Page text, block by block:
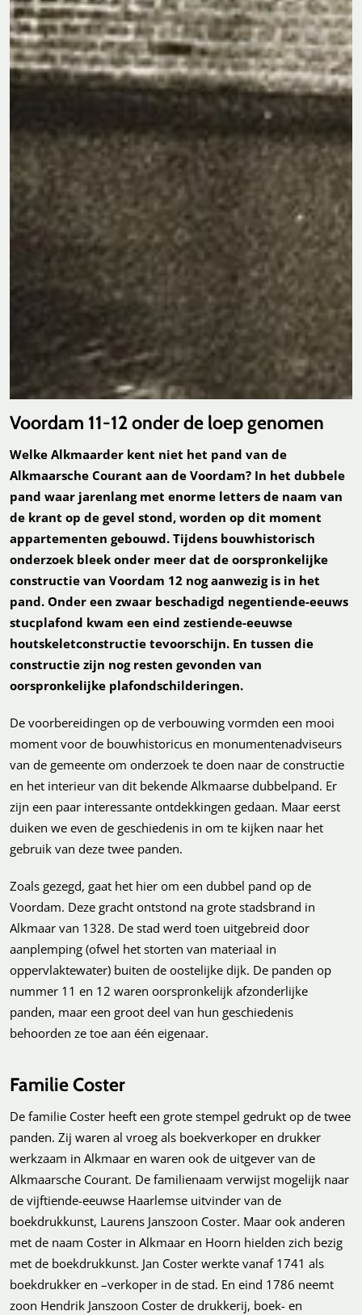
Voordam 11-12 onder de loep genomen
Welke Alkmaarder kent niet het pand van de
Alkmaarsche Courant aan de Voordam? In het dubbele
pand waar jarenlang met enorme letters de naam van
de krant op de gevel stond, worden op dit moment
appartementen gebouwd. Tijdens bouwhistorisch
onderzoek bleek onder meer dat de oorspronkelijke
constructie van Voordam 12 nog aanwezig is in het
pand. Onder een zwaar beschadigd negentiende-eeuws
stucplafond kwam een eind zestiende-eeuwse
houtskeletconstructie tevoorschijn. En tussen die
constructie zijn nog resten gevonden van
oorspronkelijke plafondschilderingen.
De voorbereidingen op de verbouwing vormden een mooi
moment voor de bouwhistoricus en monumentenadviseurs
van de gemeente om onderzoek te doen naar de constructie
en het interieur van dit bekende Alkmaarse dubbelpand. Er
zijn een paar interessante ontdekkingen gedaan. Maar eerst
duiken we even de geschiedenis in om te kijken naar het
gebruik van deze twee panden.
Zoals gezegd, gaat het hier om een dubbel pand op de
Voordam. Deze gracht ontstond na grote stadsbrand in
Alkmaar van 1328. De stad werd toen uitgebreid door
aanplemping (ofwel het storten van materiaal in
oppervlaktewater) buiten de oostelijke dijk. De panden op
nummer 11 en 12 waren oorspronkelijk afzonderlijke
panden, maar een groot deel van hun geschiedenis
behoorden ze toe aan één eigenaar.
Familie Coster
De familie Coster heeft een grote stempel gedrukt op de twee
panden. Zij waren al vroeg als boekverkoper en drukker
werkzaam in Alkmaar en waren ook de uitgever van de
Alkmaarsche Courant. De familienaam verwijst mogelijk naar
de vijftiende-eeuwse Haarlemse uitvinder van de
boekdrukkunst, Laurens Janszoon Coster. Maar ook anderen
met de naam Coster in Alkmaar en Hoorn hielden zich bezig
met de boekdrukkunst. Jan Coster werkte vanaf 1741 als
boekdrukker en –verkoper in de stad. En eind 1786 neemt
zoon Hendrik Janszoon Coster de drukkerij, boek- en